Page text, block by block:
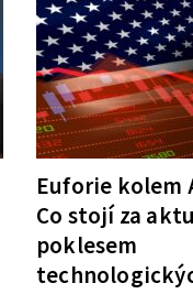
Euforie kolem
Co stojí za
poklesem